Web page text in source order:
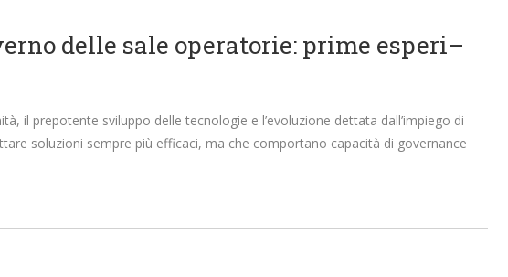
delle sale operatorie: prime esperi–
il prepotente sviluppo delle tecnologie e l’evoluzione dettata dall’impiego di
soluzioni sempre più efficaci, ma che comportano capacità di governance